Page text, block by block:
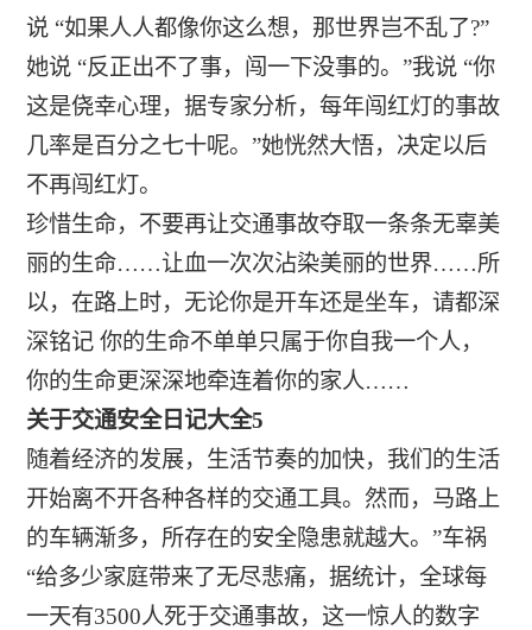
说 “如果人人都像你这么想，那世界岂不乱了?”
她说 “反正出不了事，闯一下没事的。”我说 “你
这是侥幸心理，据专家分析，每年闯红灯的事故
几率是百分之七十呢。”她恍然大悟，决定以后
不再闯红灯。
珍惜生命，不要再让交通事故夺取一条条无辜美
丽的生命……让血一次次沾染美丽的世界……所
以，在路上时，无论你是开车还是坐车，请都深
深铭记 你的生命不单单只属于你自我一个人，
你的生命更深深地牵连着你的家人……
关于交通安全日记大全5
随着经济的发展，生活节奏的加快，我们的生活
开始离不开各种各样的交通工具。然而，马路上
的车辆渐多，所存在的安全隐患就越大。”车祸
“给多少家庭带来了无尽悲痛，据统计，全球每
一天有3500人死于交通事故，这一惊人的数字